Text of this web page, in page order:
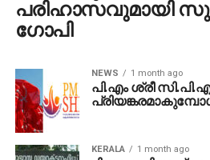
പരിഹാസവുമായി
ഗോപി
NEWS 1 month ago
പി.എം ശ്രീ
KERALA 1 month ago